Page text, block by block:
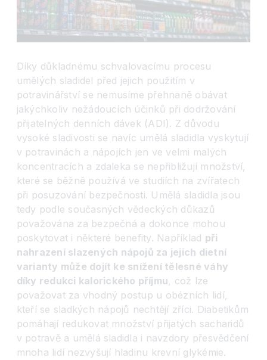
Díky důkladnému schvalovacímu procesu
umělých sladidel před jejich použitím v
potravinářství se nemusíme přehnaně obávat
jakýchkoliv nežádoucích účinků při dodržování
přijatelných denních dávek (ADI). Z důvodu
vysoké sladivosti se navíc umělá sladidla vyskytují
v potravinách a nápojích jen ve velmi malých
koncentracích a zdaleka se nepřibližují množství,
které se běžně používá ve studiích na zvířatech
při posuzování bezpečnosti. Umělá sladidla jsou
tedy podle současných vědeckých důkazů
považována za bezpečná a dokonce mohou
poskytovat i některé benefity. Například při
nahrazení slazených nápojů za jejich dietní
varianty může dojít ke snížení tělesné váhy
díky redukci kalorického příjmu, což lze
považovat za vhodný postup u obézních lidí,
kteří se sladkých nápojů nechtějí zříci. Diabetikům
pomáhají redukovat množství přijatých sacharidů
v potravě a umělá sladidla i navzdory přesvědčení
mnoha lidí nezvyšují hladinu krevní glykémie.